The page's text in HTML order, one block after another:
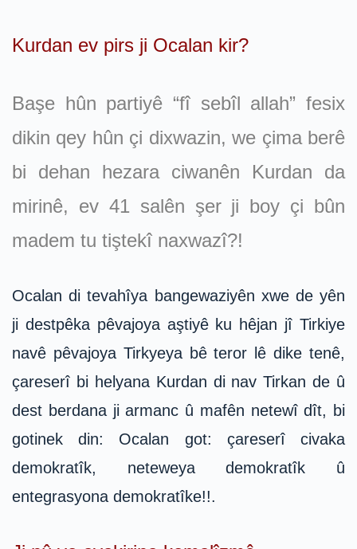
Kurdan ev pirs ji Ocalan kir?
Başe hûn partiyê “fî sebîl allah” fesix
dikin qey hûn çi dixwazin, we çima berê
bi dehan hezara ciwanên Kurdan da
mirinê, ev 41 salên şer ji boy çi bûn
madem tu tiştekî naxwazî?!
Ocalan di tevahîya bangewaziyên xwe de yên
ji destpêka pêvajoya aştiyê ku hêjan jî Tirkiye
navê pêvajoya Tirkyeya bê teror lê dike tenê,
çareserî bi helyana Kurdan di nav Tirkan de û
dest berdana ji armanc û mafên netewî dît, bi
gotinek din: Ocalan got: çareserî civaka
demokratîk, neteweya demokratîk û
entegrasyona demokratîke!!.